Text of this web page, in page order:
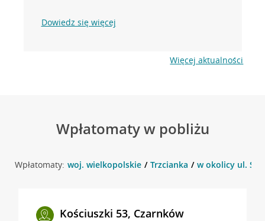
Dowiedz się więcej
Więcej aktualności
Wpłatomaty w pobliżu
Wpłatomaty: woj. wielkopolskie Trzcianka w okolicy ul.
Kościuszki 53, Czarnków